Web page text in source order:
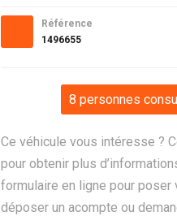
Référence
1496655
8 personnes
Ce véhicule vous intéresse ?
pour obtenir plus
formulaire en ligne pour
déposer un acompte ou